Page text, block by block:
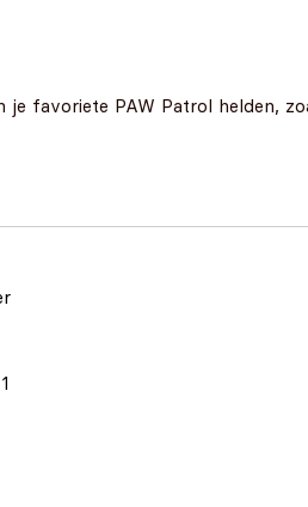
favoriete PAW Patrol helden,